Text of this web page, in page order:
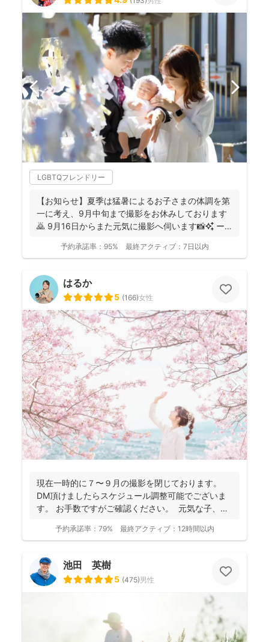
LGBTQフレンドリー
【お知らせ】夏季は猛暑によるお子さまの体調を第
一に考え、9月中旬まで撮影をお休みしております
🙇 9月16日からまた元気に撮影へ伺います📸✨ ー
予約承諾率： 95% 最終アクティブ： 7日以内
はるか
5 (166)女性
現在一時的に７〜９月の撮影を閉じております。
DM頂けましたらスケジュール調整可能でございま
す。 お手数ですがご確認ください。 元気な子、人
予約承諾率： 79% 最終アクティブ： 12時間以内
池田 英樹
5 (475)男性